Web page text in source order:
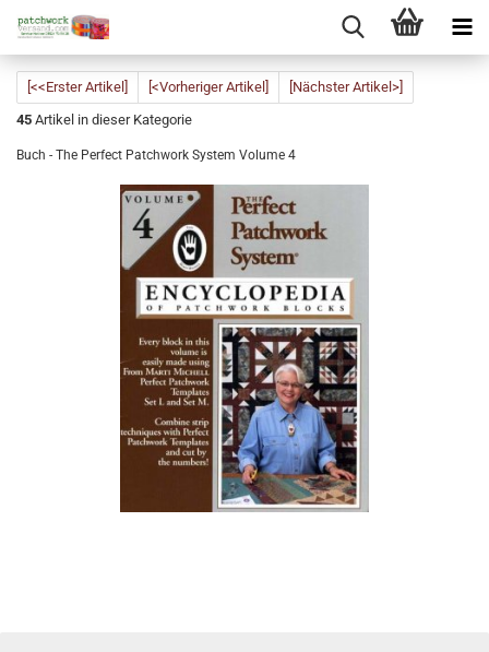
[<<Erster Artikel] [<Vorheriger Artikel]
[Nächster Artikel>]
45 Artikel in dieser Kategorie
Buch - The Perfect Patchwork System Volume 4